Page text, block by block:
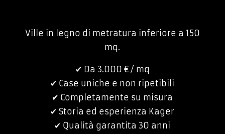
Ville in legno di metratura inferiore a 150
mq.
✔︎ Da 3.000 € / mq
✔︎ Case uniche e non ripetibili
✔︎ Completamente su misura
✔︎ Storia ed esperienza Kager
✔︎ Qualità garantita 30 anni